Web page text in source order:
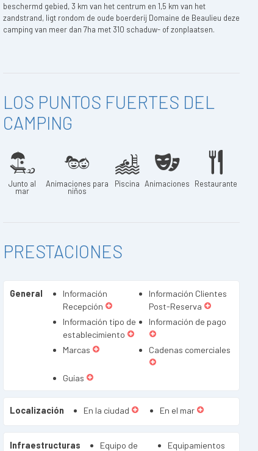
beschermd gebied, 3 km van het centrum en 1,5 km van het
zandstrand, ligt rondom de oude boerderij Domaine de Beaulieu deze
camping van meer dan 7ha met 310 schaduw- of zonplaatsen.
LOS PUNTOS FUERTES DEL
CAMPING
Junto al
mar
Animaciones para
niños
Piscina Animaciones Restaurante
PRESTACIONES
General
Información
Recepción
Información Clientes
Post-Reserva
Información tipo de
establecimiento
Información de pago
Marcas Cadenas comerciales
Guías
Localización En la ciudad En el mar
Infraestructuras
Equipo de
Equipamientos